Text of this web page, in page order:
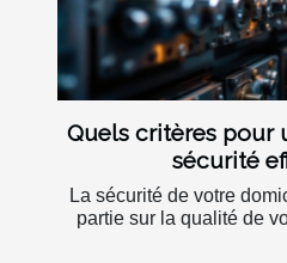
Quels critères pour
sécurité
La sécurité de votre
partie sur la qualité de